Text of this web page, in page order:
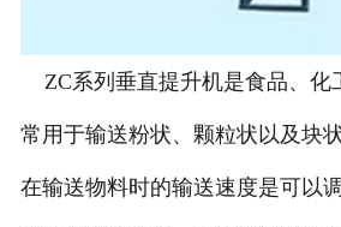
ZC系列垂直提升机是食品、化
常用于输送粉状、颗粒状以及块
在输送物料时的输送速度是可以